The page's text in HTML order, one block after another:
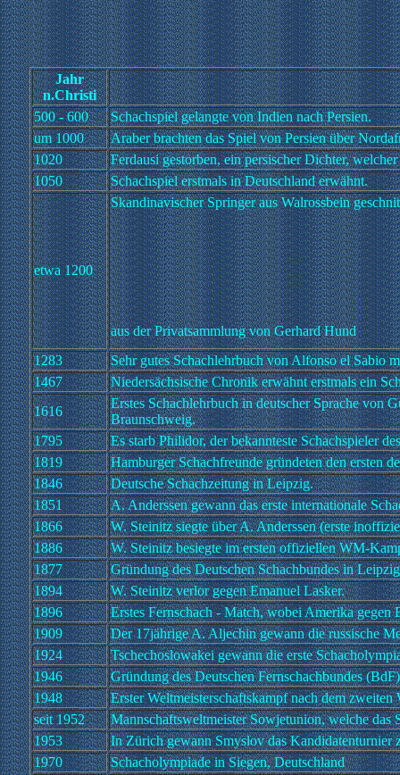
Jahr
n.Christi
500 - 600
Schachspiel gelangte von Indien nach Persien.
um 1000
Araber brachten das Spiel von Persien über
1020
Ferdausi gestorben, ein persischer Dichter,
1050
Schachspiel erstmals in Deutschland erwähnt.
etwa 1200
Skandinavischer Springer aus Walrossbein
aus der Privatsammlung von Gerhard Hund
1283
Sehr gutes Schachlehrbuch von Alfonso el Sabio
1467
Niedersächsische Chronik erwähnt erstmals ein
1616
Erstes Schachlehrbuch in deutscher Sprache von
Braunschweig.
1795
Es starb Philidor, der bekannteste Schachspieler
1819
Hamburger Schachfreunde gründeten den ersten
1846
Deutsche Schachzeitung in Leipzig.
1851
A. Anderssen gewann das erste internationale
1866
W. Steinitz siegte über A. Anderssen (erste
1886
W. Steinitz besiegte im ersten offiziellen WM-
1877
Gründung des Deutschen Schachbundes in
1894
W. Steinitz verlor gegen Emanuel Lasker.
1896
Erstes Fernschach - Match, wobei Amerika gegen
1909
Der 17jährige A. Aljechin gewann die russische
1924
Tschechoslowakei gewann die erste
1946
Gründung des Deutschen Fernschachbundes
1948
Erster Weltmeisterschaftskampf nach dem
seit 1952
Mannschaftsweltmeister Sowjetunion, welche das
1953
In Zürich gewann Smyslov das Kandidatenturnier
1970
Schacholympiade in Siegen, Deutschland